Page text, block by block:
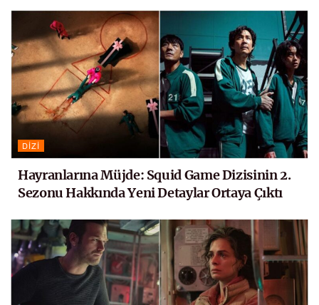
DIZI
Hayranlarına Müjde: Squid Game Dizisinin 2.
Sezonu Hakkında Yeni Detaylar Ortaya Çıktı